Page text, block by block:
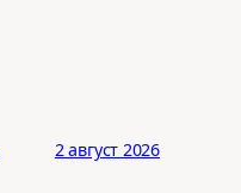
2 август 2026